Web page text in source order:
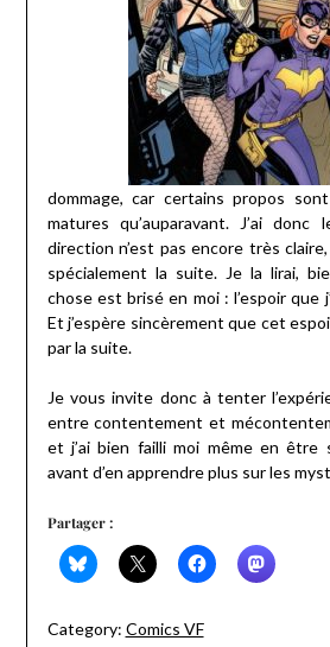
dommage, car certains propos
matures qu’auparavant. J’ai
direction n’est pas encore très
spécialement la suite. Je la lirai,
chose est brisé en moi : l’espoir que
Et j’espère sincèrement que cet
par la suite.
Je vous invite donc à tenter
entre contentement et
et j’ai bien failli moi même en être
avant d’en apprendre plus sur les
Partager :
Category: Comics VF